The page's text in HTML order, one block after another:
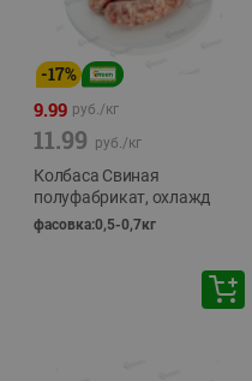
-17%
9.99 руб./кг
11.99 руб./кг
Колбаса Свиная
полуфабрикат, охлажд
фасовка:0,5-0,7кг